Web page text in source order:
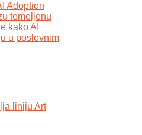
Adoption
temeljenu
kako AI
u poslovnim